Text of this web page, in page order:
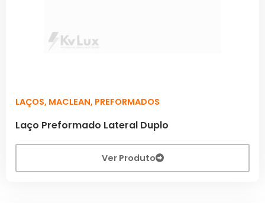
LAÇOS, MACLEAN, PREFORMADOS
Laço Preformado Lateral Duplo
Ver Produto